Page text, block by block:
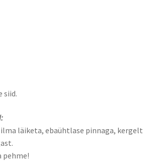
siid.
läiketa, ebaühtlase pinnaga, kergelt
pehme!